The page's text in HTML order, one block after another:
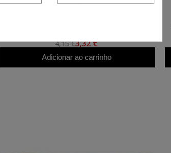
4,15 €3,32 €
Adicionar ao carrinho